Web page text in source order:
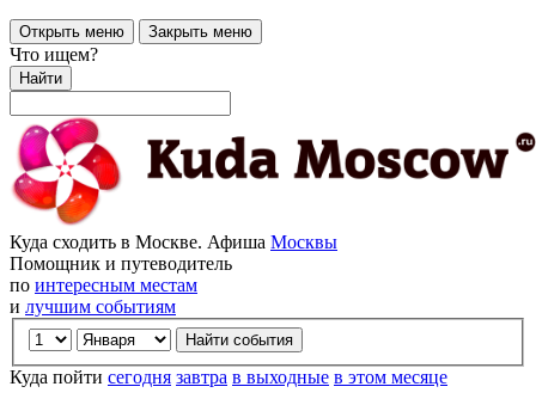
Открыть меню Закрыть меню
Что ищем?
Найти
Куда сходить в Москве. Афиша Москвы
Помощник и путеводитель
по интересным местам
и лучшим событиям
Куда пойти сегодня завтра в выходные в этом месяце